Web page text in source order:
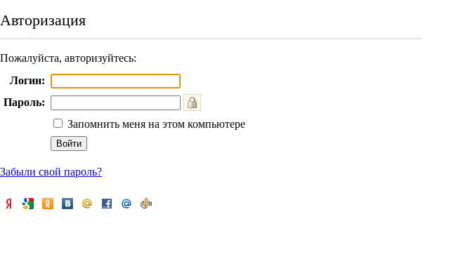
Авторизация
Пожалуйста, авторизуйтесь:
Логин:
Пароль:
Запомнить меня на этом компьютере
Забыли свой пароль?